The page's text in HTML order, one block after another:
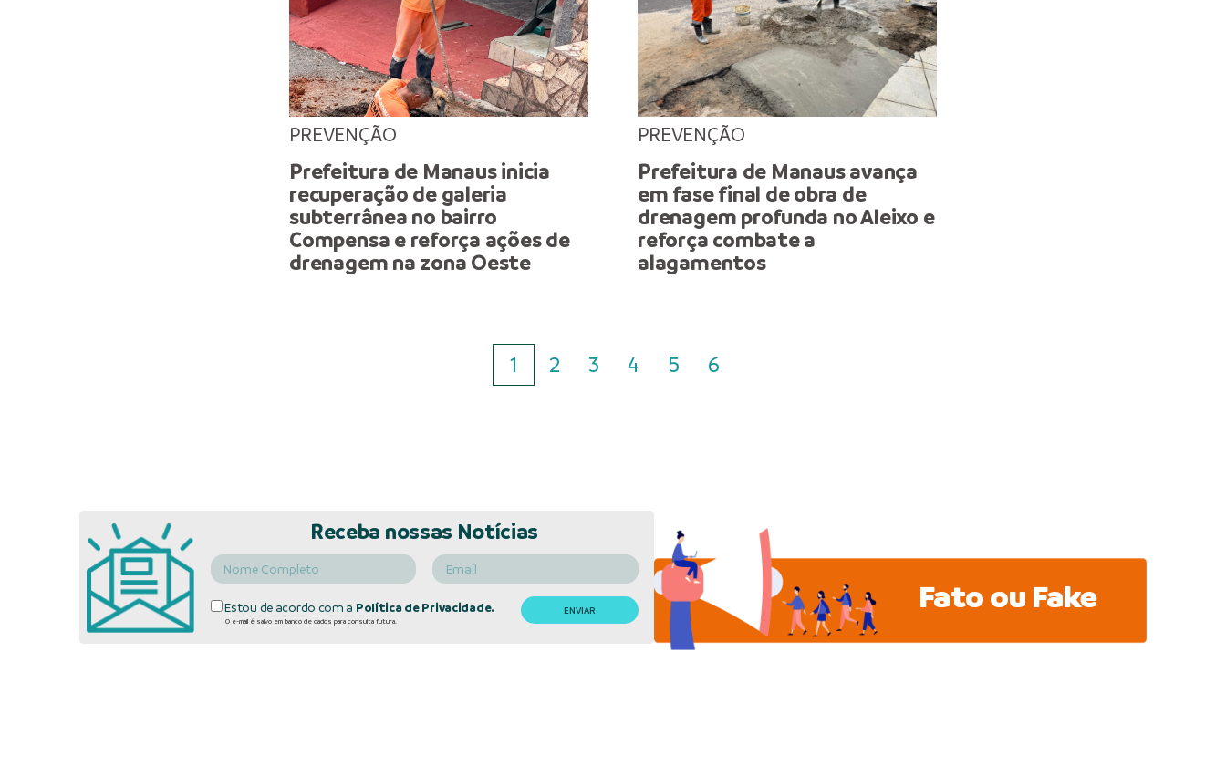
PREVENÇÃO
Prefeitura de Manaus inicia
recuperação de galeria
subterrânea no bairro
Compensa e reforça ações de
drenagem na zona Oeste
PREVENÇÃO
Prefeitura de Manaus avança
em fase final de obra de
drenagem profunda no Aleixo e
reforça combate a
alagamentos
1 2 3 4 5 6
Receba nossas Notícias
Estou de acordo com a Política de Privacidade.
O e-mail é salvo em banco de dados para consulta futura.
Fato ou Fake